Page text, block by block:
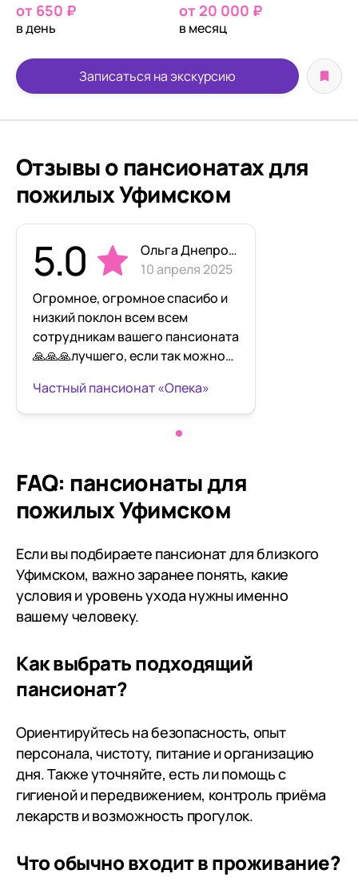
от 650 ₽
в день
от 20 000 ₽
в месяц
Записаться на экскурсию
Отзывы о пансионатах для
пожилых Уфимском
5.0
Ольга Днепровская
10 апреля 2025
Огромное, огромное спасибо и
низкий поклон всем всем
сотрудникам вашего пансионата
🙏🙏🙏лучшего, если так можно
варианта ухода в иной мир,
просто нельзя было придумать🙏
🙏🙏мы очень благодарны Вам,
условиях, с таким отношением к
себе и последние дни своей
жизни видел постоянную заботу
и внимание. Огромное спасибо
всем вам за его дни в Опеке🙏🙏
🙏всего самого лучшего вам и
вашим семьям, будьте здоровы и
терпения, мужества,
спокойствия вам в таком
всех нас деле- уходе за нашими
родными и близкими🙏🙏🙏 Всем,
чьи родные и близкие, оказались,
ситуации невозможности
проживания одни или даже
совместное проживание
невозможно, РЕКОМЕНДУЮ
Дегтярский пансионат. Был опыт
сюда могу рекомендовать. Это
лучшее, что вы можете дать
Частный пансионат «Опека»
FAQ: пансионаты для
пожилых Уфимском
Если вы подбираете пансионат для близкого
Уфимском, важно заранее понять, какие
условия и уровень ухода нужны именно
вашему человеку.
Как выбрать подходящий
пансионат?
Ориентируйтесь на безопасность, опыт
персонала, чистоту, питание и организацию
дня. Также уточняйте, есть ли помощь с
гигиеной и передвижением, контроль приёма
лекарств и возможность прогулок.
Что обычно входит в проживание?